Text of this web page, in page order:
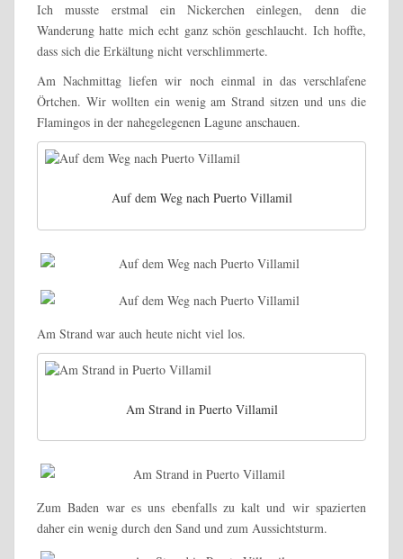
Ich musste erstmal ein Nickerchen einlegen, denn die
Wanderung hatte mich echt ganz schön geschlaucht. Ich hoffte,
dass sich die Erkältung nicht verschlimmerte.
Am Nachmittag liefen wir noch einmal in das verschlafene
Örtchen. Wir wollten ein wenig am Strand sitzen und uns die
Flamingos in der nahegelegenen Lagune anschauen.
Auf dem Weg nach Puerto Villamil
Am Strand war auch heute nicht viel los.
Am Strand in Puerto Villamil
Zum Baden war es uns ebenfalls zu kalt und wir spazierten
daher ein wenig durch den Sand und zum Aussichtsturm.